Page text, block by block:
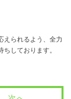
えられるよう、全力
しております。